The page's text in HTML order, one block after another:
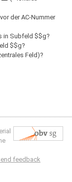
der AC-Nummer
in Subfeld $$g?
$$g?
Feld)?
feedback